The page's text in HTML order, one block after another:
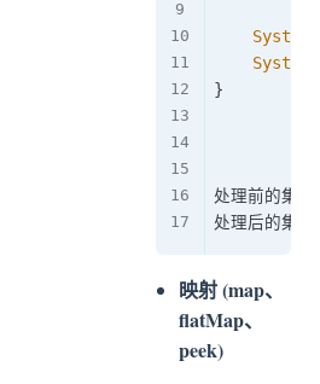
System
System
}
处理前的集合
处理后的集合
映射 (map、
flatMap、
peek)